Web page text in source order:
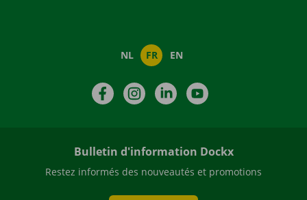
NL FR EN
FacebookInstagramLinkedIn
Bulletin d'information Dockx
Restez informés des nouveautés et promotions